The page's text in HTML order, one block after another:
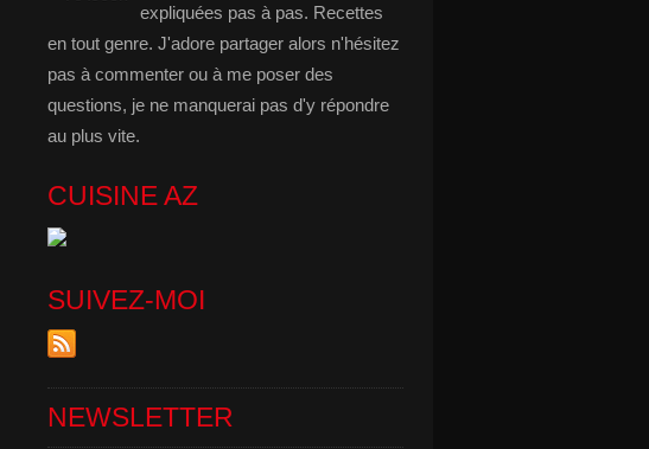
expliquées pas à pas. Recettes
en tout genre. J'adore partager alors n'hésitez
pas à commenter ou à me poser des
questions, je ne manquerai pas d'y répondre
au plus vite.
CUISINE AZ
SUIVEZ-MOI
NEWSLETTER